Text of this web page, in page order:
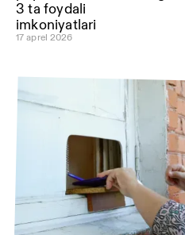
3 ta foydali
imkoniyatlari
17 aprel 2026